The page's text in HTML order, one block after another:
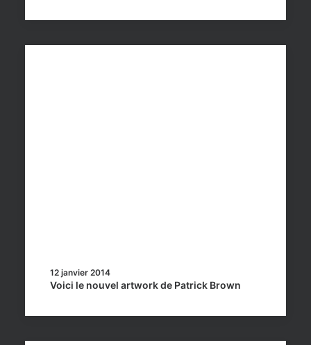
12 janvier 2014
Voici le nouvel artwork de Patrick Brown